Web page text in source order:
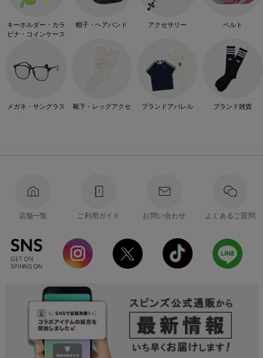
キーホルダー・カラ
ビナ・コインケース
帽子・ヘアバンド アクセサリー ベルト
メガネ・サングラス 靴下・レッグアクセ ブランドアパレル ブランド雑貨
店舗一覧 ご利用ガイド お問い合わせ よくあるご質問